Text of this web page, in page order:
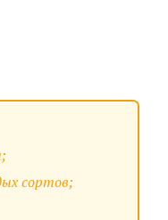
сортов;